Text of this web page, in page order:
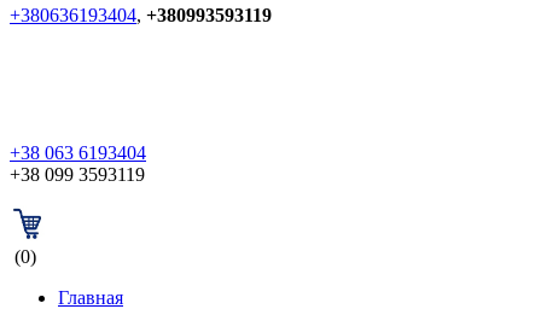
+380636193404, +380993593119
+38 063 6193404
+38 099 3593119
(0)
Главная